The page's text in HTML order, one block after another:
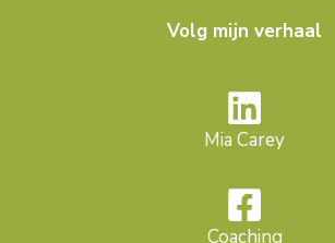
Volg mijn verhaal
Mia Carey
Coaching